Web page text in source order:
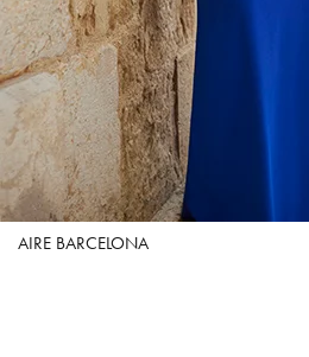
AIRE BARCELONA